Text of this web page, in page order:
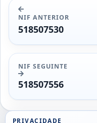
NIF ANTERIOR
518507530
NIF SEGUINTE
518507556
PRIVACIDADE